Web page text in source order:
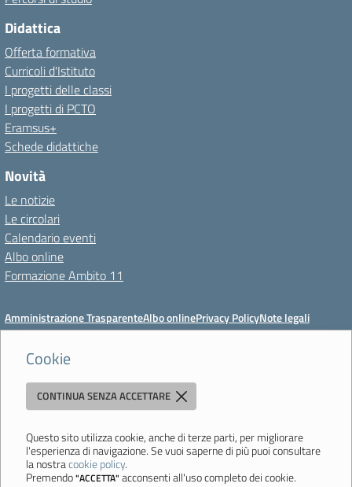
Cookie
CONTINUA SENZA ACCETTARE
Questo sito utilizza cookie, anche di terze parti, per migliorare
l'esperienza di navigazione. Se vuoi saperne di più puoi consultare
la nostracookie policy.
Premendo"ACCETTA" acconsenti all'uso completo dei cookie.
Didattica
Offerta formativa
Curricoli d'Istituto
I progetti delle classi
I progetti di PCTO
Eramsus+
Schede didattiche
Novità
Le notizie
Le circolari
Calendario eventi
Albo online
Formazione Ambito 11
Amministrazione TrasparenteAlbo onlinePrivacy PolicyNote legali
Meccanismo di feedbackDichiarazioni di accessibilitàPreferenze cookie
Istituto di Istruzione Superiore 'Primo Levi'
764354 - Email:mois00200c@istruzione.it- PEC:
mois00200c@pec.istruzione.it
Codice meccanografico: mois00200c - C.F. 94058180368